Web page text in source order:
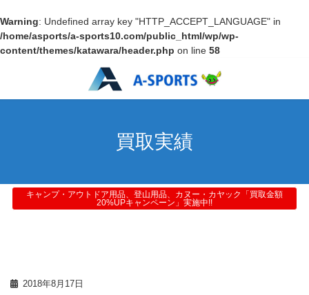
Warning: Undefined array key "HTTP_ACCEPT_LANGUAGE" in
/home/asports/a-sports10.com/public_html/wp/wp-
content/themes/katawara/header.php on line 58
買取実績
キャンプ・アウトドア用品、登山用品、カヌー・カヤック「買取金額
20%UPキャンペーン」実施中!!
2018年8月17日